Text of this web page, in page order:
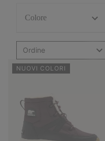
Colore
Ordine
NUOVI COLORI